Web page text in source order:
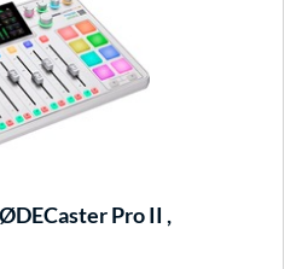
Pro II ,